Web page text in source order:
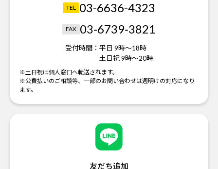
TEL 03-6636-4323
FAX 03-6739-3821
受付時間： 平日 9時～18時
土日祝 9時～20時
※土日祝は個人窓口へ転送されます。
※公費払いのご相談等、一部のお問い合わせは週明けの対応になり
ます。
友だち追加